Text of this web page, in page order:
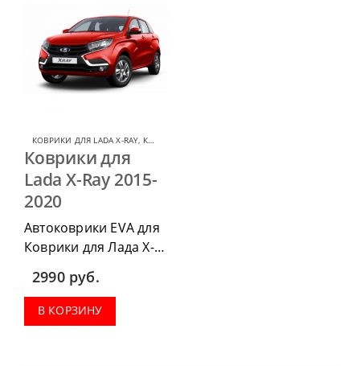
КОВРИКИ ДЛЯ LADA X-RAY, КОВРИКИ ДЛЯ ЛАДА
Коврики для
Lada X-Ray 2015-
2020
Автоковрики EVA для
Коврики для Лада Х-
рей 2015-2020 можно
приобрести в
комплектации:
водительский коврик,
2990 руб.
В КОРЗИНУ